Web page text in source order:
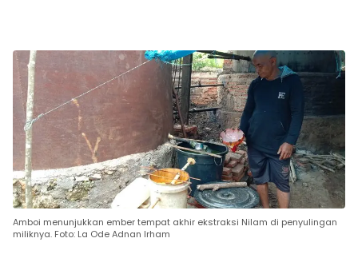
Amboi menunjukkan ember tempat akhir ekstraksi Nilam di penyulingan
miliknya. Foto: La Ode Adnan Irham